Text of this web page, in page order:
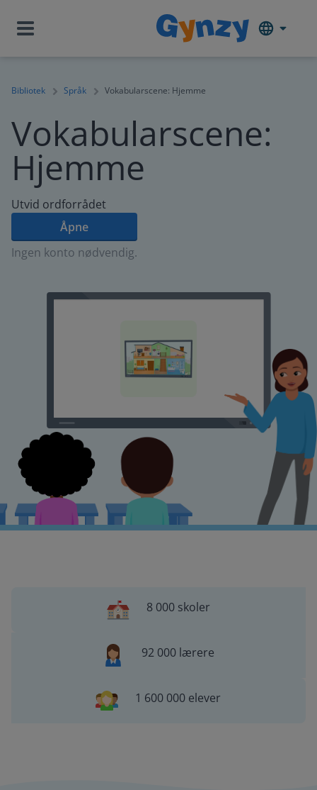
Bibliotek Språk Vokabularscene: Hjemme
Vokabularscene:
Hjemme
Utvid ordforrådet
Åpne
Ingen konto nødvendig.
8 000 skoler
92 000 lærere
1 600 000 elever